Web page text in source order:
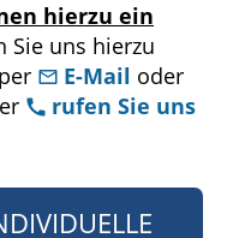
hierzu ein
Sie uns hierzu
E-Mail oder
rufen Sie uns